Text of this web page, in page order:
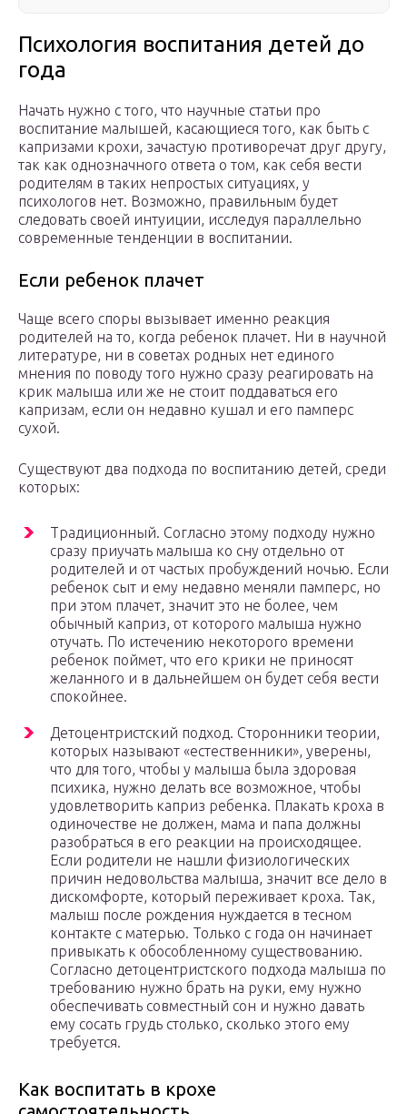
Психология воспитания детей до
года
Начать нужно с того, что научные статьи про
воспитание малышей, касающиеся того, как быть с
капризами крохи, зачастую противоречат друг другу,
так как однозначного ответа о том, как себя вести
родителям в таких непростых ситуациях, у
психологов нет. Возможно, правильным будет
следовать своей интуиции, исследуя параллельно
современные тенденции в воспитании.
Если ребенок плачет
Чаще всего споры вызывает именно реакция
родителей на то, когда ребенок плачет. Ни в научной
литературе, ни в советах родных нет единого
мнения по поводу того нужно сразу реагировать на
крик малыша или же не стоит поддаваться его
капризам, если он недавно кушал и его памперс
сухой.
Существуют два подхода по воспитанию детей, среди
которых:
Традиционный. Согласно этому подходу нужно
сразу приучать малыша ко сну отдельно от
родителей и от частых пробуждений ночью. Если
ребенок сыт и ему недавно меняли памперс, но
при этом плачет, значит это не более, чем
обычный каприз, от которого малыша нужно
отучать. По истечению некоторого времени
ребенок поймет, что его крики не приносят
желанного и в дальнейшем он будет себя вести
спокойнее.
Детоцентристский подход. Сторонники теории,
которых называют «естественники», уверены,
что для того, чтобы у малыша была здоровая
психика, нужно делать все возможное, чтобы
удовлетворить каприз ребенка. Плакать кроха в
одиночестве не должен, мама и папа должны
разобраться в его реакции на происходящее.
Если родители не нашли физиологических
причин недовольства малыша, значит все дело в
дискомфорте, который переживает кроха. Так,
малыш после рождения нуждается в тесном
контакте с матерью. Только с года он начинает
привыкать к обособленному существованию.
Согласно детоцентристского подхода малыша по
требованию нужно брать на руки, ему нужно
обеспечивать совместный сон и нужно давать
ему сосать грудь столько, сколько этого ему
требуется.
Как воспитать в крохе